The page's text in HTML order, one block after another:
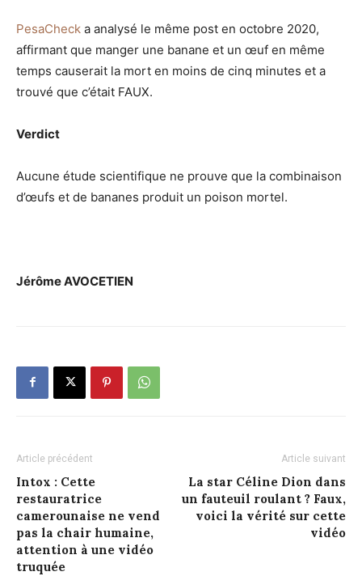
PesaCheck a analysé le même post en octobre 2020,
affirmant que manger une banane et un œuf en même
temps causerait la mort en moins de cinq minutes et a
trouvé que c’était FAUX.
Verdict
Aucune étude scientifique ne prouve que la combinaison
d’œufs et de bananes produit un poison mortel.
Jérôme AVOCETIEN
Article précédent
Intox : Cette
restauratrice
camerounaise ne vend
pas la chair humaine,
attention à une vidéo
truquée
Article suivant
La star Céline Dion dans
un fauteuil roulant ? Faux,
voici la vérité sur cette
vidéo